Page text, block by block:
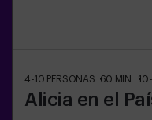
4-10 PERSONAS 60 MIN.
Alicia en el